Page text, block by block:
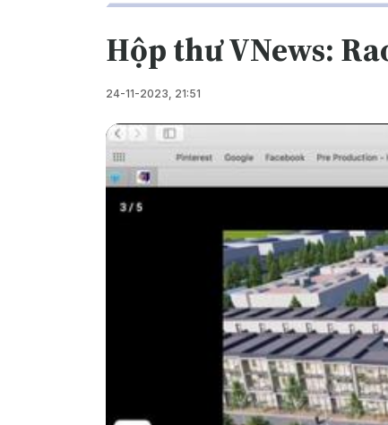
Hộp thư VNews:
24-11-2023, 21:51